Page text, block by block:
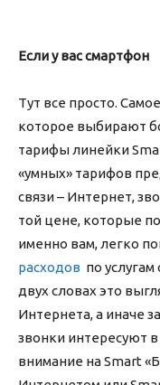
Если у вас смартфон
Тут все просто.
которое выбирают
тарифы линейки
«умных» тарифов
связи – Интернет,
той цене, которые
именно вам, легко
расходов по
двух словах это
Интернета, а иначе
звонки интересуют
внимание на Smart